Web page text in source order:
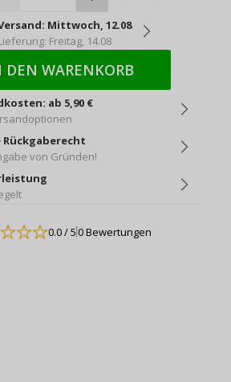
Mittwoch, 12.08
Freitag, 14.08
DEN WARENKORB
ab 5,90 €
Rückgaberecht
von Gründen!
0.0/ 50 Bewertungen